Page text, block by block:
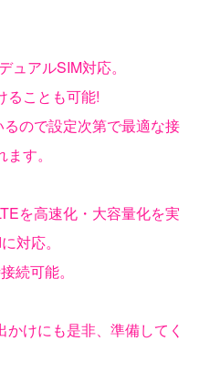
ュアルSIM対応。
ることも可能!
ので設定次第で最適な接
す。
を高速化・大容量化を実
対応。
続可能。
けにも是非、準備してく